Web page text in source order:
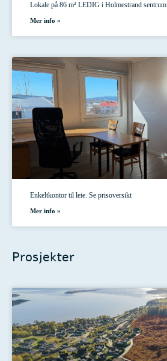
Lokale på 86 m² LEDIG i Holmestrand sentrum
Mer info »
Enkeltkontor til leie. Se prisoversikt
Mer info »
Prosjekter